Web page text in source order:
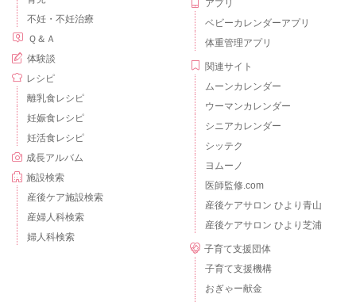
不妊・不妊治療
Ｑ＆Ａ
体験談
レシピ
離乳食レシピ
妊娠食レシピ
妊活食レシピ
成長アルバム
施設検索
産後ケア施設検索
産婦人科検索
婦人科検索
アプリ
ベビーカレンダーアプリ
体重管理アプリ
関連サイト
ムーンカレンダー
ウーマンカレンダー
シニアカレンダー
シッテク
ヨムーノ
医師監修.com
産後ケアサロン ひより青山
産後ケアサロン ひより芝浦
子育て支援団体
子育て支援機構
おぎゃー献金